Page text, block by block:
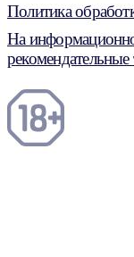
Политика
На